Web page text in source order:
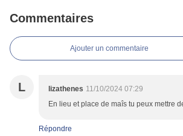
Commentaires
Ajouter un commentaire
L lizathenes 11/10/2024 07:29
En lieu et place de maîs tu peux mettre
Répondre